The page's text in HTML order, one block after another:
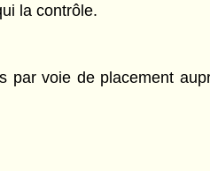
la contrôle.
voie de placement